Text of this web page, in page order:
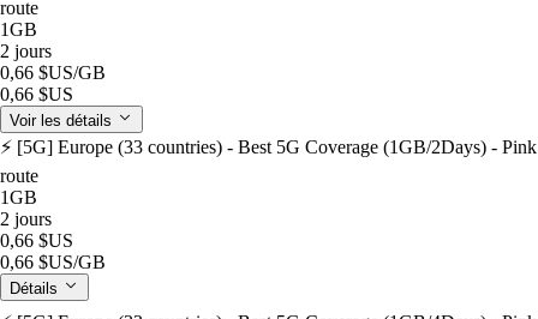
route
1GB
2 jours
0,66 $US/GB
0,66 $US
Voir les détails
⚡️ [5G] Europe (33 countries) - Best 5G Coverage (1GB/2Days) - Pink
route
1GB
2 jours
0,66 $US
0,66 $US/GB
Détails